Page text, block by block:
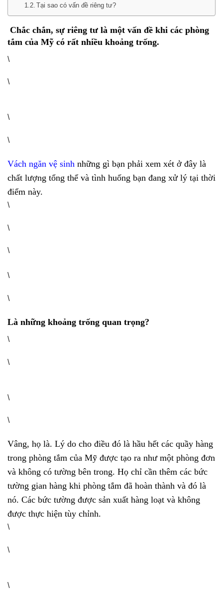
Tại sao có vấn đề riêng tư?
Chắc chắn, sự riêng tư là một vấn đề khi các phòng
tắm của Mỹ có rất nhiều khoảng trống.
\
\
\
\
Vách ngăn vệ sinh những gì bạn phải xem xét ở đây là
chất lượng tổng thể và tình huống bạn đang xử lý tại thời
điểm này.
\
\
\
\
\
Là những khoảng trống quan trọng?
\
\
\
\
Vâng, họ là. Lý do cho điều đó là hầu hết các quầy hàng
trong phòng tắm của Mỹ được tạo ra như một phòng đơn
và không có tường bên trong. Họ chỉ cần thêm các bức
tường gian hàng khi phòng tắm đã hoàn thành và đó là
nó. Các bức tường được sản xuất hàng loạt và không
được thực hiện tùy chỉnh.
\
\
\